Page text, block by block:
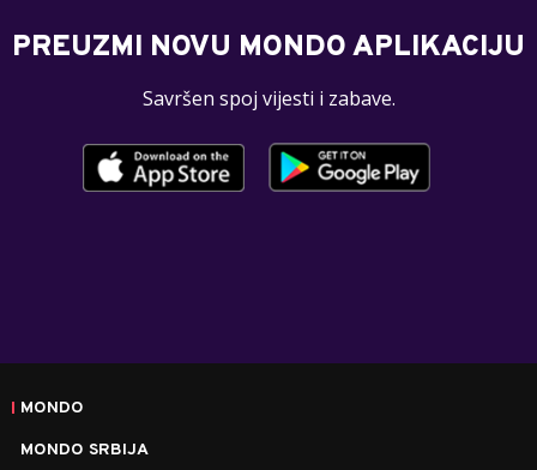
PREUZMI NOVU MONDO APLIKACIJU
Savršen spoj vijesti i zabave.
MONDO
MONDO SRBIJA